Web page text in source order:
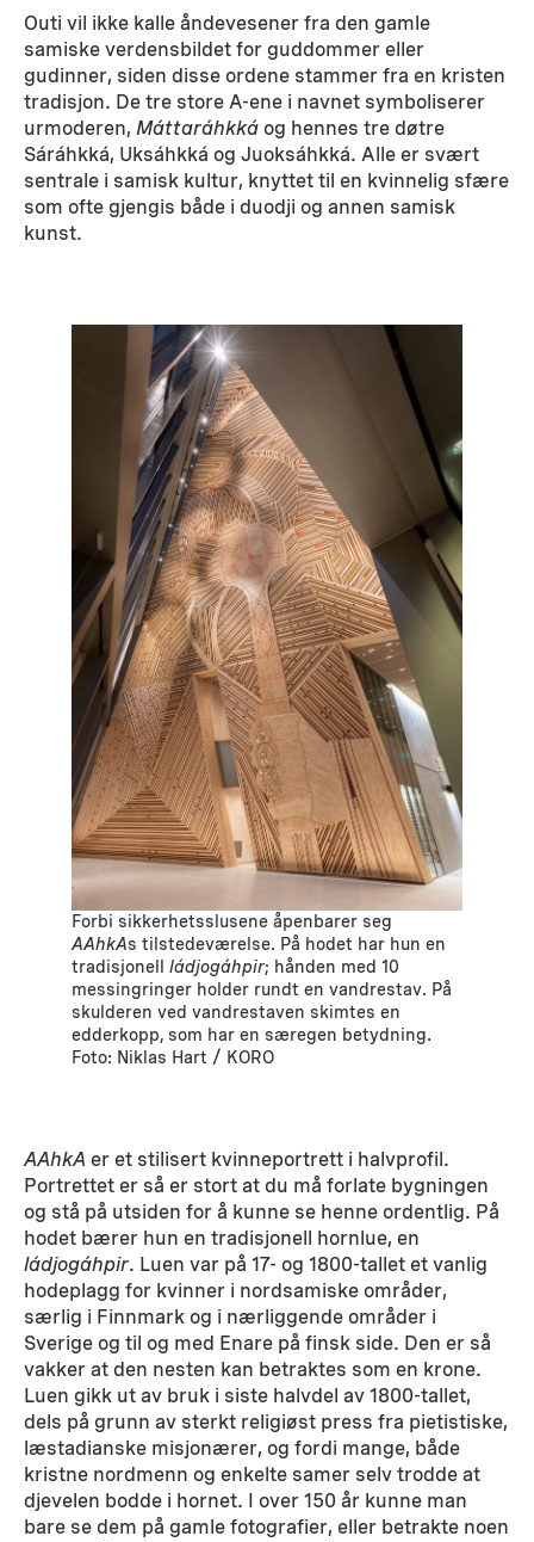
Outi vil ikke kalle åndevesener fra den gamle
samiske verdensbildet for guddommer eller
gudinner, siden disse ordene stammer fra en kristen
tradisjon. De tre store A-ene i navnet symboliserer
urmoderen,Máttaráhkkáog hennes tre døtre
Sáráhkká, Uksáhkká og Juoksáhkká. Alle er svært
sentrale i samisk kultur, knyttet til en kvinnelig sfære
som ofte gjengis både i duodji og annen samisk
kunst.
Forbi sikkerhetsslusene åpenbarer seg
AAhkAs tilstedeværelse. På hodet har hun en
tradisjonellládjogáhpir; hånden med 10
messingringer holder rundt en vandrestav. På
skulderen ved vandrestaven skimtes en
edderkopp, som har en særegen betydning.
Foto: Niklas Hart / KORO
AAhkA er et stilisert kvinneportrett i halvprofil.
Portrettet er så er stort at du må forlate bygningen
og stå på utsiden for å kunne se henne ordentlig. På
hodet bærer hun en tradisjonell hornlue, en
ládjogáhpir. Luen var på 17- og 1800-tallet et vanlig
hodeplagg for kvinner i nordsamiske områder,
særlig i Finnmark og i nærliggende områder i
Sverige og til og med Enare på finsk side. Den er så
vakker at den nesten kan betraktes som en krone.
Luen gikk ut av bruk i siste halvdel av 1800-tallet,
dels på grunn av sterkt religiøst press fra pietistiske,
læstadianske misjonærer, og fordi mange, både
kristne nordmenn og enkelte samer selv trodde at
djevelen bodde i hornet. I over 150 år kunne man
bare se dem på gamle fotografier, eller betrakte noen